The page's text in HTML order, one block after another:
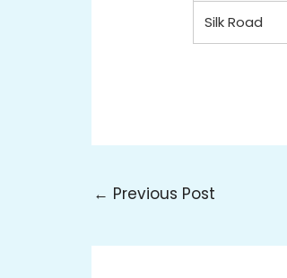
Silk Road
← Previous Post